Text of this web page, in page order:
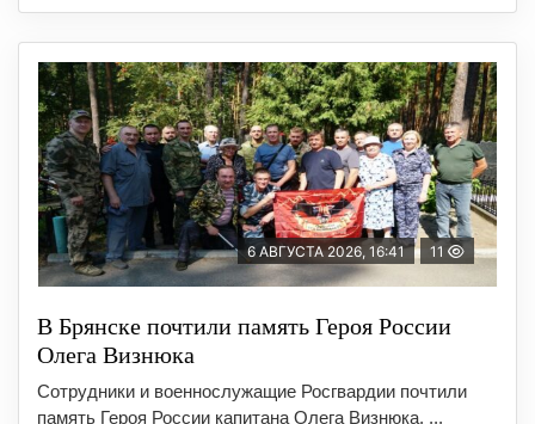
6 АВГУСТА 2026, 16:41 11
В Брянске почтили память Героя России
Олега Визнюка
Сотрудники и военнослужащие Росгвардии почтили
память Героя России капитана Олега Визнюка, ...